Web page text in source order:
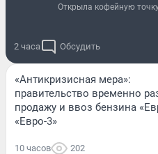
Открыла кофейную
2 часа Обсудить
«Антикризисная мера»:
правительство временно
продажу и ввоз бензина
«Евро-3»
10 часов 202